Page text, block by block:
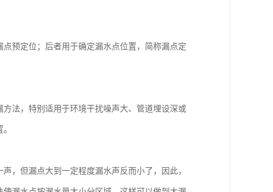
预定位；后者用于确定漏水点位置，简称漏点定
法，特别适用于环境干扰噪声大、管道埋设深或
，但漏点大到一定程度漏水声反而小了，因此，